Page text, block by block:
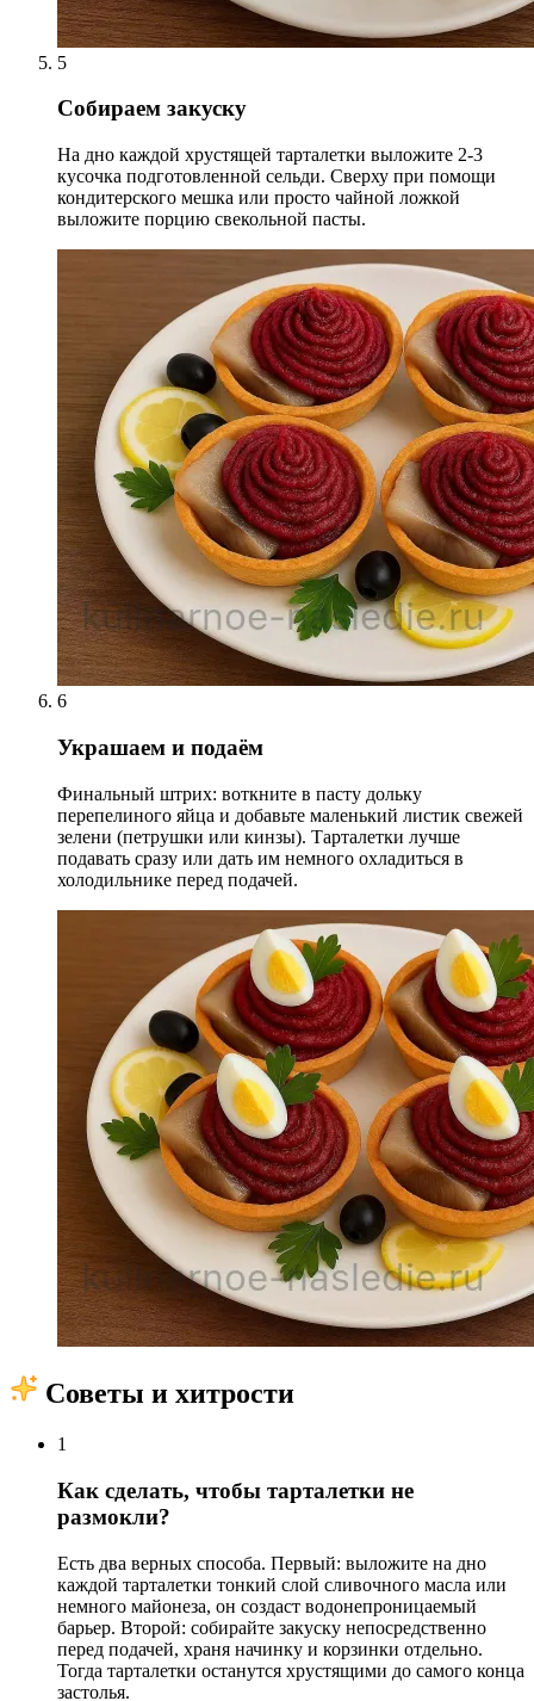
5
Собираем закуску
На дно каждой хрустящей тарталетки выложите 2-3
кусочка подготовленной сельди. Сверху при помощи
кондитерского мешка или просто чайной ложкой
выложите порцию свекольной пасты.
6
Украшаем и подаём
Финальный штрих: воткните в пасту дольку
перепелиного яйца и добавьте маленький листик свежей
зелени (петрушки или кинзы). Тарталетки лучше
подавать сразу или дать им немного охладиться в
холодильнике перед подачей.
Советы и хитрости
1
Как сделать, чтобы тарталетки не
размокли?
Есть два верных способа. Первый: выложите на дно
каждой тарталетки тонкий слой сливочного масла или
немного майонеза, он создаст водонепроницаемый
барьер. Второй: собирайте закуску непосредственно
перед подачей, храня начинку и корзинки отдельно.
Тогда тарталетки останутся хрустящими до самого конца
застолья.